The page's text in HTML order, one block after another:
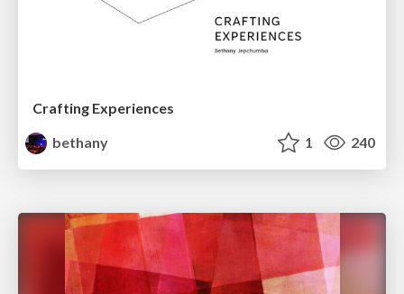
Crafting Experiences
bethany
1 240